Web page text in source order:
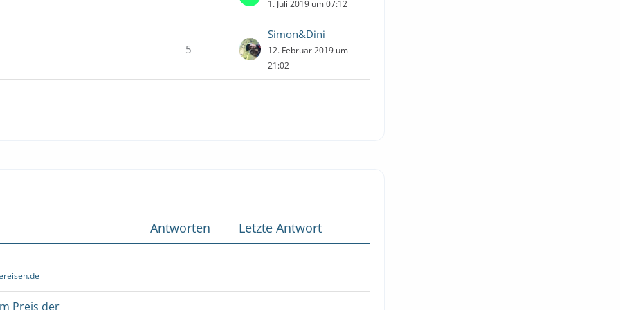
1. Juli 2019 um 07:12
5
Simon&Dini
12. Februar 2019 um
21:02
Antworten Letzte Antwort
Preis der